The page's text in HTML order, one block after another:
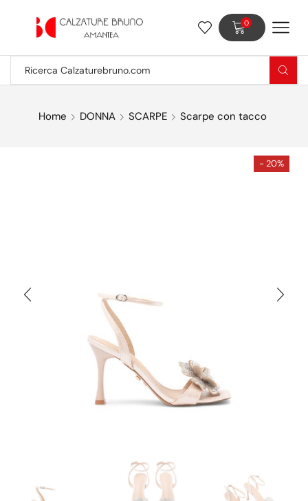
0
Home DONNA SCARPE Scarpe con tacco
- 20%